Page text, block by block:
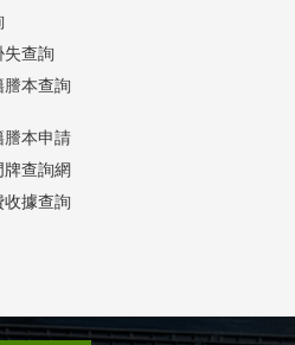
失查詢
謄本查詢
謄本申請
查詢網
收據查詢